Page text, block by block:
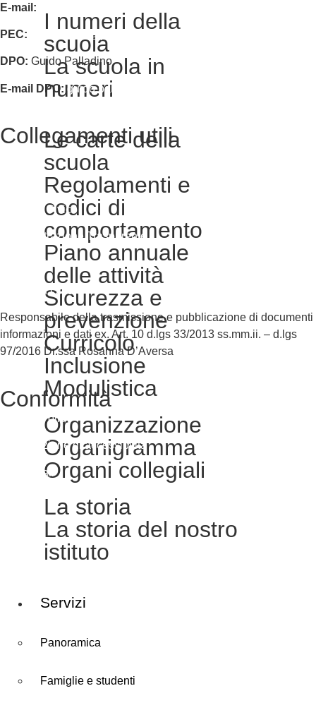
I numeri della
scuola
La scuola in
numeri
Le carte della
scuola
Regolamenti e
codici di
comportamento
Piano annuale
delle attività
Sicurezza e
prevenzione
Curricolo
Inclusione
Modulistica
Organizzazione
Organigramma
Organi collegiali
La storia
La storia del nostro
istituto
Servizi
Panoramica
Famiglie e studenti
E-mail:
PEC: chic80700e@pec.istruzione.it
DPO: Guido Palladino
E-mail DPO: guido.palladino.dpo@gmail.com
Collegamenti utili
Accesso Civico
Amministrazione Trasparente
Albo Online
Scuola in Chiaro
Responsabile della trasmissione e pubblicazione di documenti
informazioni e dati ex. Art. 10 d.lgs 33/2013 ss.mm.ii. – d.lgs
97/2016 Dr.ssa Rosanna D’Aversa
Conformità
Privacy Policy
Dichiarazione di accessibilità
Note legali